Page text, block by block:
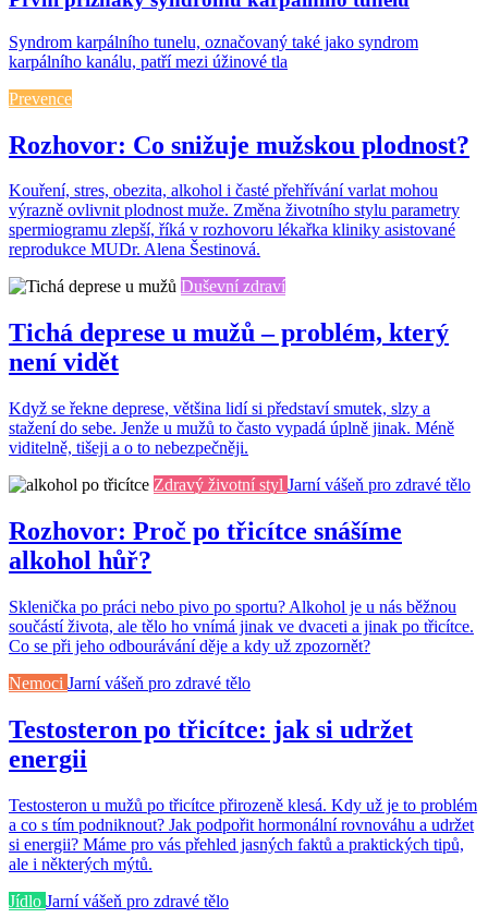
Syndrom karpálního tunelu, označovaný také jako syndrom
karpálního kanálu, patří mezi úžinové tla
Prevence
Rozhovor: Co snižuje mužskou plodnost?
Kouření, stres, obezita, alkohol i časté přehřívání varlat mohou
výrazně ovlivnit plodnost muže. Změna životního stylu parametry
spermiogramu zlepší, říká v rozhovoru lékařka kliniky asistované
reprodukce MUDr. Alena Šestinová.
Duševní zdraví
Tichá deprese u mužů – problém, který
není vidět
Když se řekne deprese, většina lidí si představí smutek, slzy a
stažení do sebe. Jenže u mužů to často vypadá úplně jinak. Méně
viditelně, tišeji a o to nebezpečněji.
Zdravý životní styl Jarní vášeň pro zdravé tělo
Rozhovor: Proč po třicítce snášíme
alkohol hůř?
Sklenička po práci nebo pivo po sportu? Alkohol je u nás běžnou
součástí života, ale tělo ho vnímá jinak ve dvaceti a jinak po třicítce.
Co se při jeho odbourávání děje a kdy už zpozornět?
Nemoci Jarní vášeň pro zdravé tělo
Testosteron po třicítce: jak si udržet
energii
Testosteron u mužů po třicítce přirozeně klesá. Kdy už je to problém
a co s tím podniknout? Jak podpořit hormonální rovnováhu a udržet
si energii? Máme pro vás přehled jasných faktů a praktických tipů,
ale i některých mýtů.
Jídlo Jarní vášeň pro zdravé tělo